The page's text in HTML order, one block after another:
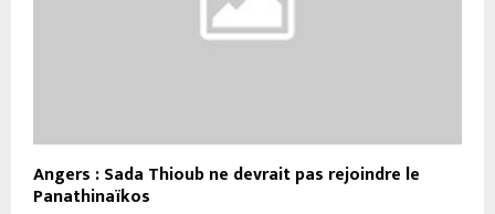
Angers : Sada Thioub ne devrait pas rejoindre le
Panathinaïkos